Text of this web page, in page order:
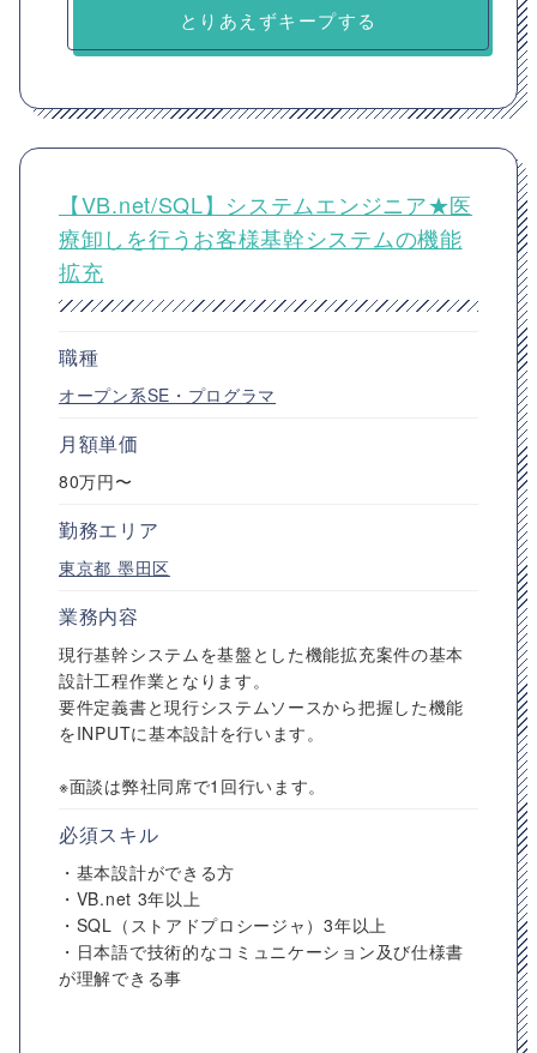
とりあえずキープする
【VB.net/SQL】システムエンジニア★医
療卸しを行うお客様基幹システムの機能
拡充
職種
オープン系SE・プログラマ
月額単価
80万円〜
勤務エリア
東京都 墨田区
業務内容
現行基幹システムを基盤とした機能拡充案件の基本
設計工程作業となります。
要件定義書と現行システムソースから把握した機能
をINPUTに基本設計を行います。
※面談は弊社同席で1回行います。
必須スキル
・基本設計ができる方
・VB.net 3年以上
・SQL（ストアドプロシージャ）3年以上
・日本語で技術的なコミュニケーション及び仕様書
が理解できる事